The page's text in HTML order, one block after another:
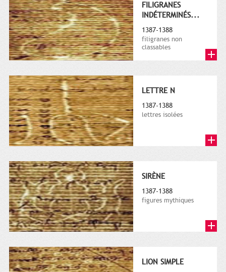
FILIGRANES
INDÉTERMINÉS...
1387-1388
filigranes non
classables
LETTRE N
1387-1388
lettres isolées
SIRÈNE
1387-1388
figures mythiques
LION SIMPLE